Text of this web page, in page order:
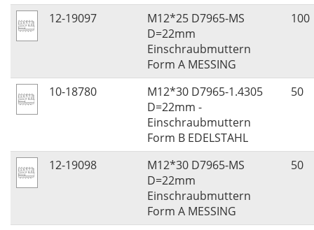
12-19097
M12*25 D7965-MS
D=22mm
Einschraubmuttern
Form A MESSING
100
10-18780
M12*30 D7965-1.4305
D=22mm -
Einschraubmuttern
Form B EDELSTAHL
50
12-19098
M12*30 D7965-MS
D=22mm
Einschraubmuttern
Form A MESSING
50